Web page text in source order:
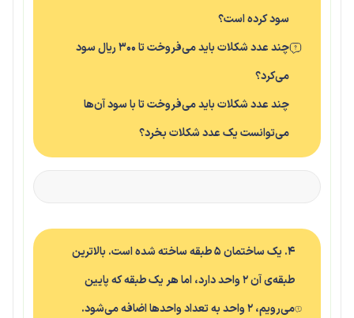
سود کرده است؟
چند عدد شکلات باید می‌فروخت تا ۳۰۰ ریال سود
می‌کرد؟
چند عدد شکلات باید می‌فروخت تا با سود آن‌ها
می‌توانست یک عدد شکلات بخرد؟
۴. یک ساختمان ۵ طبقه ساخته شده است. بالاترین
طبقه‌ی آن ۲ واحد دارد، اما هر یک طبقه که پایین
می‌رویم، ۲ واحد به تعداد واحدها اضافه می‌شود.